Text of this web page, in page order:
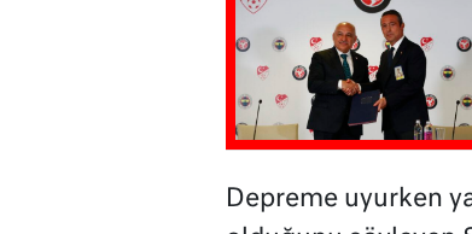
Depreme uyurken